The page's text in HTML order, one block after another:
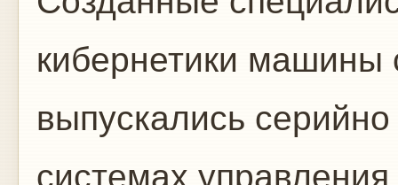
кибернетики машины
выпускались
системах